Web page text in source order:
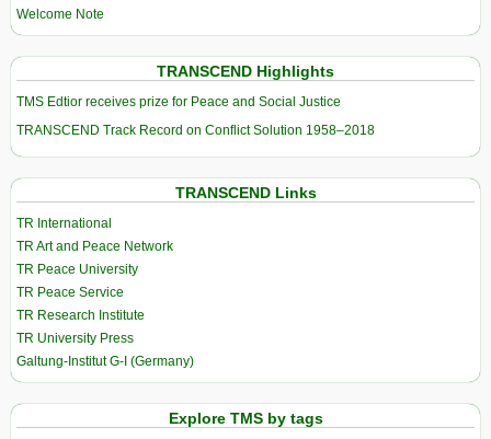
Welcome Note
TRANSCEND Highlights
TMS Edtior receives prize for Peace and Social Justice
TRANSCEND Track Record on Conflict Solution 1958–2018
TRANSCEND Links
TR International
TR Art and Peace Network
TR Peace University
TR Peace Service
TR Research Institute
TR University Press
Galtung-Institut G-I (Germany)
Explore TMS by tags